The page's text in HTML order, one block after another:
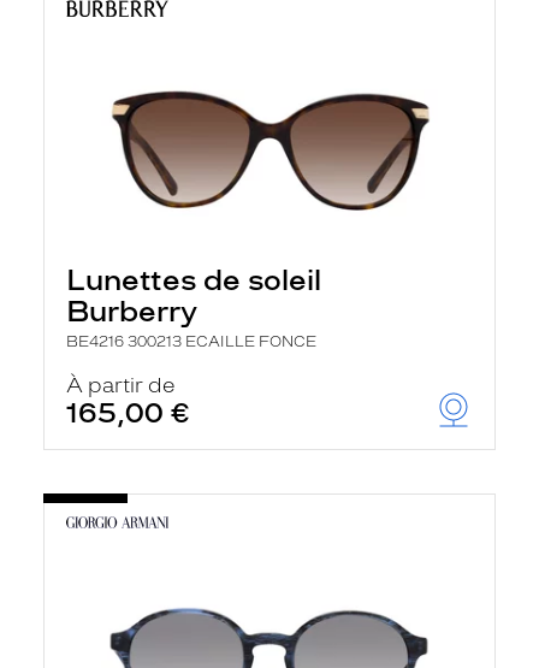
Lunettes de soleil
Burberry
BE4216 300213 ECAILLE FONCE
À partir de
165,00 €